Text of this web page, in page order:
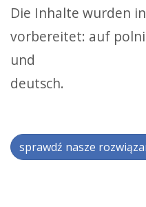
Die Inhalte wurden
vorbereitet: auf
und
deutsch.
sprawdź nasze